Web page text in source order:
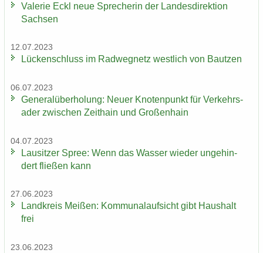
Va­le­rie Eckl neue Spre­che­rin der Lan­des­di­rek­ti­on
Sach­sen
12.07.2023
Lü­cken­schluss im Rad­weg­netz west­lich von Baut­zen
06.07.2023
Ge­ne­ral­über­ho­lung: Neuer Kno­ten­punkt für Ver­kehrs­
ader zwi­schen Zeit­hain und Gro­ßen­hain
04.07.2023
Lau­sit­zer Spree: Wenn das Was­ser wie­der un­ge­hin­
dert flie­ßen kann
27.06.2023
Land­kreis Mei­ßen: Kom­mu­nal­auf­sicht gibt Haus­halt
frei
23.06.2023